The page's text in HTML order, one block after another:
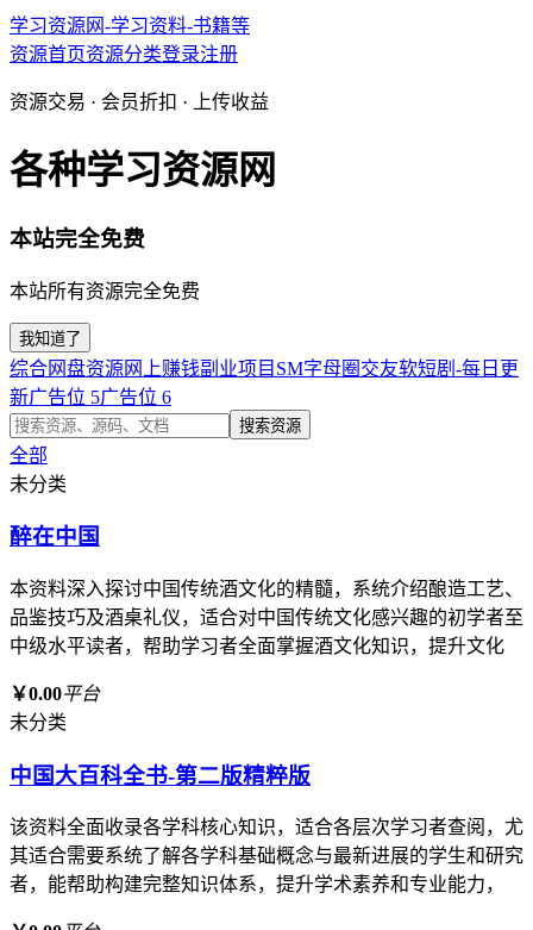
学习资源网-学习资料-书籍等
资源首页资源分类登录注册
资源交易 · 会员折扣 · 上传收益
各种学习资源网
本站完全免费
本站所有资源完全免费
我知道了
综合网盘资源 网上赚钱副业项目 SM字母圈交友软短剧-每日更
新广告位 5广告位 6
搜索资源
全部
未分类
醉在中国
本资料深入探讨中国传统酒文化的精髓，系统介绍酿造工艺、
品鉴技巧及酒桌礼仪，适合对中国传统文化感兴趣的初学者至
中级水平读者，帮助学习者全面掌握酒文化知识，提升文化
￥0.00平台
未分类
中国大百科全书-第二版精粹版
该资料全面收录各学科核心知识，适合各层次学习者查阅，尤
其适合需要系统了解各学科基础概念与最新进展的学生和研究
者，能帮助构建完整知识体系，提升学术素养和专业能力，